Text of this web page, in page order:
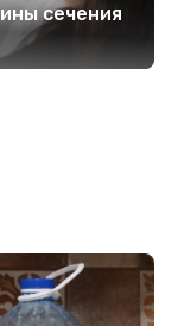
сечения